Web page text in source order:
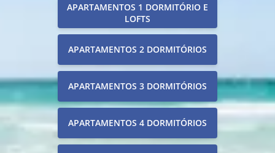
APARTAMENTOS 1 DORMITÓRIO E
LOFTS
APARTAMENTOS 2 DORMITÓRIOS
APARTAMENTOS 3 DORMITÓRIOS
APARTAMENTOS 4 DORMITÓRIOS